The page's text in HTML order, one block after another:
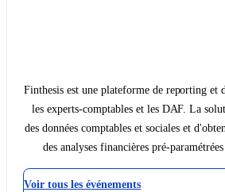
Finthesis est une plateforme de reporting et
les experts-comptables et les DAF. La
des données comptables et sociales et
des analyses financières pré-
Voir tous les événements